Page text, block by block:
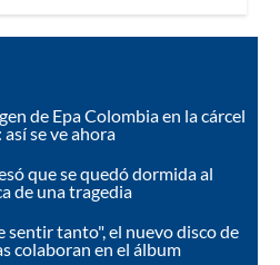
de Epa Colombia en la cárcel
se ve ahora
que se quedó dormida al
de una tragedia
sentir tanto", el nuevo disco de
colaboran en el álbum